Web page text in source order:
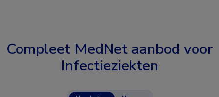
Compleet MedNet aanbod voor
Infectieziekten